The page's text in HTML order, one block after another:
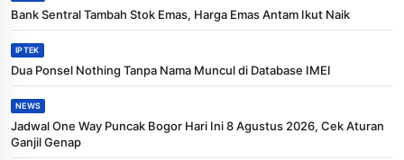
Bank Sentral Tambah Stok Emas, Harga Emas Antam Ikut Naik
IPTEK
Dua Ponsel Nothing Tanpa Nama Muncul di Database IMEI
NEWS
Jadwal One Way Puncak Bogor Hari Ini 8 Agustus 2026, Cek Aturan
Ganjil Genap